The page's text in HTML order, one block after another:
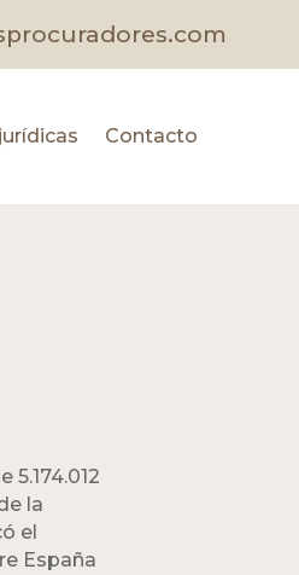
Contacto
la
el
España